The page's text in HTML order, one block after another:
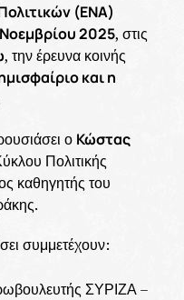
(ΕΝΑ)
2025, στις
, την έρευνα κοινής
και η
ο Κώστας
Πολιτικής
καθηγητής του
συμμετέχουν:
ΣΥΡΙΖΑ –